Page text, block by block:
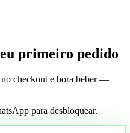
primeiro pedido
checkout e bora beber —
para desbloquear.